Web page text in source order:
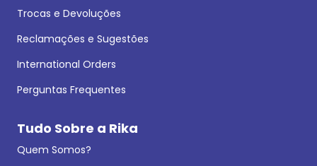
Trocas e Devoluções
Reclamações e Sugestões
International Orders
Perguntas Frequentes
Tudo Sobre a Rika
Quem Somos?